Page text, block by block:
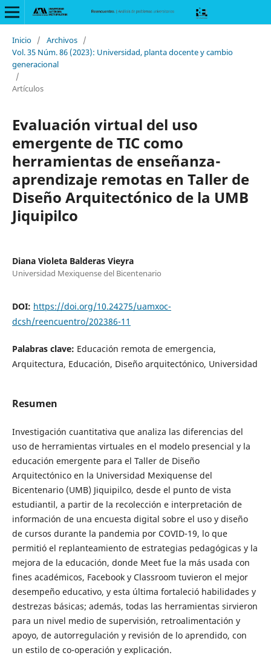
Inicio / Archivos /
Vol. 35 Núm. 86 (2023): Universidad, planta docente y cambio
generacional
/
Artículos
Evaluación virtual del uso
emergente de TIC como
herramientas de enseñanza-
aprendizaje remotas en Taller de
Diseño Arquitectónico de la UMB
Jiquipilco
Diana Violeta Balderas Vieyra
Universidad Mexiquense del Bicentenario
DOI: https://doi.org/10.24275/uamxoc-
dcsh/reencuentro/202386-11
Palabras clave: Educación remota de emergencia,
Arquitectura, Educación, Diseño arquitectónico, Universidad
Resumen
Investigación cuantitativa que analiza las diferencias del
uso de herramientas virtuales en el modelo presencial y la
educación emergente para el Taller de Diseño
Arquitectónico en la Universidad Mexiquense del
Bicentenario (UMB) Jiquipilco, desde el punto de vista
estudiantil, a partir de la recolección e interpretación de
información de una encuesta digital sobre el uso y diseño
de cursos durante la pandemia por COVID-19, lo que
permitió el replanteamiento de estrategias pedagógicas y la
mejora de la educación, donde Meet fue la más usada con
fines académicos, Facebook y Classroom tuvieron el mejor
desempeño educativo, y esta última fortaleció habilidades y
destrezas básicas; además, todas las herramientas sirvieron
para un nivel medio de supervisión, retroalimentación y
apoyo, de autorregulación y revisión de lo aprendido, con
un estilo de co-operación y explicación.